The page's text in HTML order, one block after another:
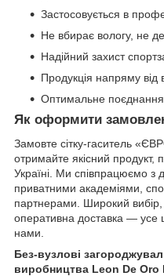
Застосовується в
Не вбирає вологу, не
Надійний захист
Продукція напряму від
Оптимальне поєднання
Як оформити
Замовте сітку-гаситель
отримайте якісний продукт,
Україні. Ми співпрацюємо з
приватними академіями,
партнерами. Широкий вибір,
оперативна доставка —
нами.
Без-вузлові
виробництва Leon De Oro